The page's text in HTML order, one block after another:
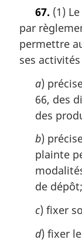
e
m
a
r
67. (1)
par
permettre
ses
a)
66, des
des
b)
plainte
de dépôt;
c) fixer
d) fixer